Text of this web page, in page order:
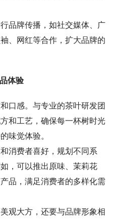
品牌传播，如社交媒体、广
、网红等合作，扩大品牌的
体验
口感。与专业的茶叶研发团
和工艺，确保每一杯树时光
味觉体验。
消费者喜好，规划不同系
，可以推出原味、茉莉花
品，满足消费者的多样化需
观大方，还要与品牌形象相